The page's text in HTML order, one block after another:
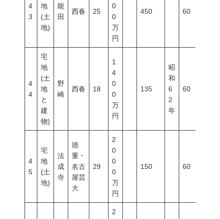
4
3
地
(土
地)
能
田
西春 25
0
0
万
円
450 60
4
4
宅
地
(土
地
と
建
物)
野
崎
西春 18
1
4
0
0
万
円
135
昭
和
6
2
年
60
4
5
宅
地
(土
地)
法
成
寺
徳
重・
名古
屋芸
大
29
2
0
0
0
万
円
150 60
2